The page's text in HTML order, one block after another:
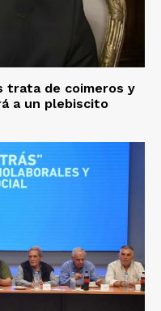
trata de coimeros y
a un plebiscito